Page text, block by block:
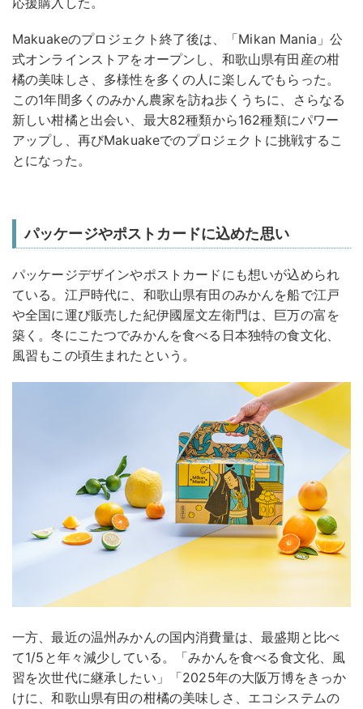
Makuakeのプロジェクト終了後は、「Mikan Mania」公
式オンラインストアをオープンし、和歌山県有田産の柑
橘の美味しさ、多様性を多くの人に楽しんでもらった。
この1年間多くのみかん農家を訪ね歩くうちに、さらなる
新しい柑橘と出会い、最大82種類から162種類にパワー
アップし、再びMakuakeでのプロジェクトに挑戦するこ
とになった。
パッケージやポストカードに込めた思い
パッケージデザインやポストカードにも想いが込められ
ている。江戸時代に、和歌山県有田のみかんを船で江戸
や全国に運び販売した紀伊國屋文左衛門は、巨万の富を
築く。冬にこたつでみかんを食べる日本独特の食文化、
風習もこの頃生まれたという。
一方、最近の温州みかんの国内消費量は、最盛期と比べ
て1/5と年々減少している。「みかんを食べる食文化、風
習を次世代に継承したい」「2025年の大阪万博をきっか
けに、和歌山県有田の柑橘の美味しさ、エコシステムの